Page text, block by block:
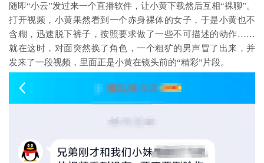
随即“小云”发过来一个直播软件，让小黄下载然后互相“裸聊”。
打开视频，小黄果然看到一个赤身裸体的女子，于是小黄也不
含糊，迅速脱下裤子，按照要求做了一些不可描述的动作……
就在这时，对面突然换了角色，一个粗犷的男声冒了出来，并
发来了一段视频，里面正是小黄在镜头前的“精彩”片段。